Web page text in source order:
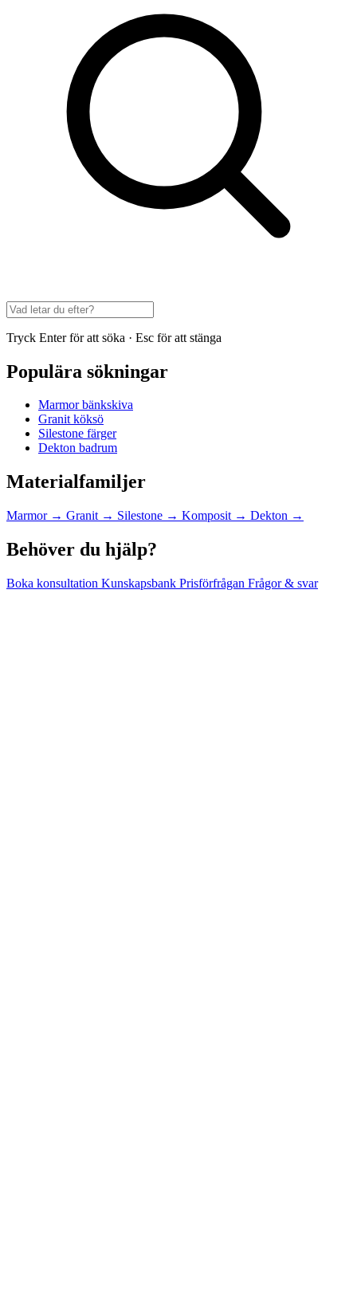
Tryck Enter för att söka · Esc för att stänga
Populära sökningar
Marmor bänkskiva
Granit köksö
Silestone färger
Dekton badrum
Materialfamiljer
Marmor → Granit → Silestone → Komposit → Dekton →
Behöver du hjälp?
Boka konsultation Kunskapsbank Prisförfrågan Frågor & svar